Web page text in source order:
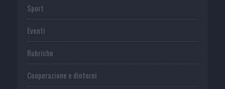
Sport
Eventi
Rubriche
Cooperazione e dintorni